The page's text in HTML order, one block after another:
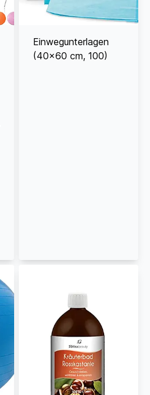
Einwegunterlagen
(40x60 cm, 100)